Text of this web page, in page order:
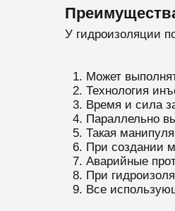
У гидроизоляции
Может
Технология
Время и сила
Параллельно
Такая
При создании
Аварийные
При
Все